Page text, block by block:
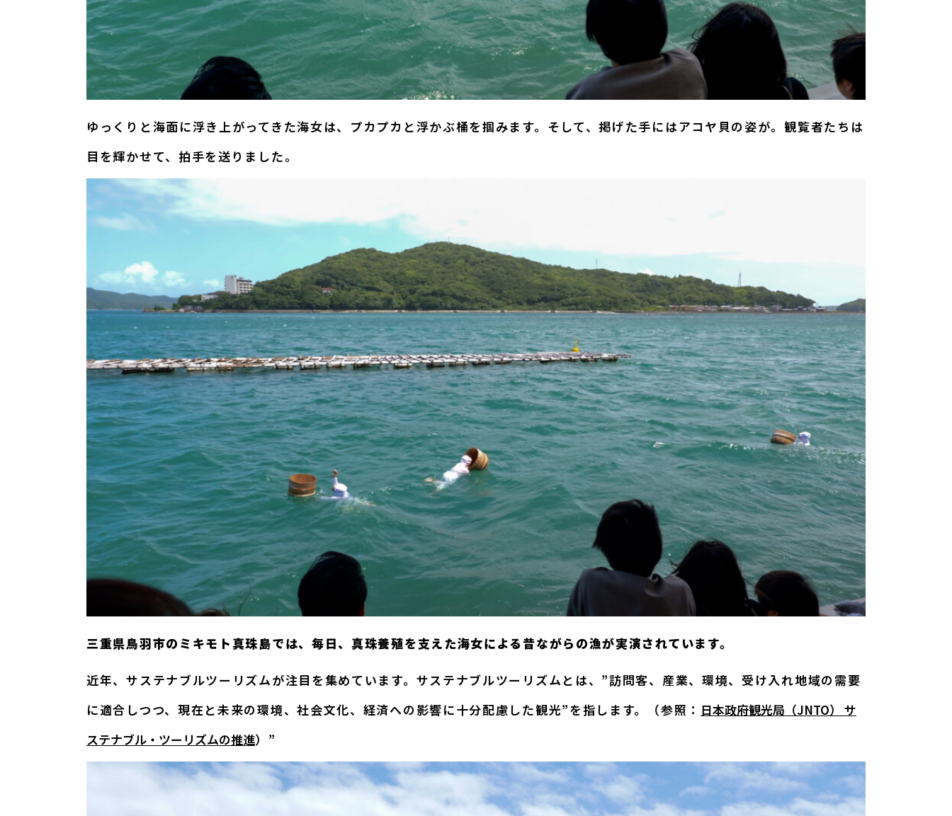
ゆっくりと海面に浮き上がってきた海女は、プカプカと浮かぶ桶を掴みます。そして、掲げた手にはアコヤ貝の姿が。観覧者たちは
目を輝かせて、拍手を送りました。
三重県鳥羽市のミキモト真珠島では、毎日、真珠養殖を支えた海女による昔ながらの漁が実演されています。
近年、サステナブルツーリズムが注目を集めています。サステナブルツーリズムとは、”訪問客、産業、環境、受け入れ地域の需要
に適合しつつ、現在と未来の環境、社会文化、経済への影響に十分配慮した観光”を指します。（参照： 日本政府観光局（JNTO） サ
ステナブル・ツーリズムの推進）”